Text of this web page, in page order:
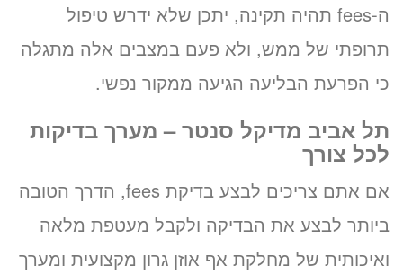
ה-fees תהיה תקינה, יתכן שלא ידרש טיפול
תרופתי של ממש, ולא פעם במצבים אלה מתגלה
כי הפרעת הבליעה הגיעה ממקור נפשי.
תל אביב מדיקל סנטר – מערך בדיקות
לכל צורך
אם אתם צריכים לבצע בדיקת fees, הדרך הטובה
ביותר לבצע את הבדיקה ולקבל מעטפת מלאה
ואיכותית של מחלקת אף אוזן גרון מקצועית ומערך